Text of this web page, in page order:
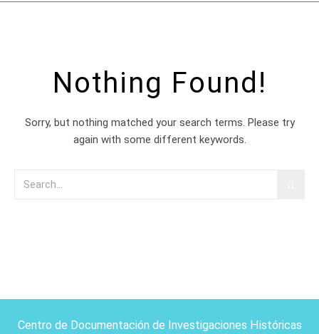
Nothing Found!
Sorry, but nothing matched your search terms. Please try
again with some different keywords.
Centro de Documentación de Investigaciones Históricas